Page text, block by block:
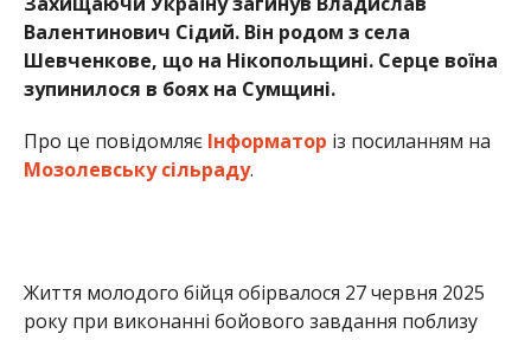
Валентинович Сідий. Він родом з села
Шевченкове, що на Нікопольщині. Серце воїна
зупинилося в боях на Сумщині.
Про це повідомляє Інформатор із посиланням на
Мозолевську сільраду.
Життя молодого бійця обірвалося 27 червня 2025
року при виконанні бойового завдання поблизу